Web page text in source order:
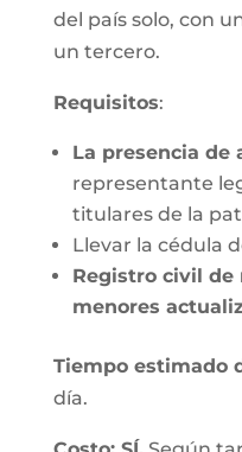
del país solo, con
un tercero.
Requisitos:
La presencia de
representante
titulares de la
Llevar la cédula
Registro civil de
menores
Tiempo estimado
día.